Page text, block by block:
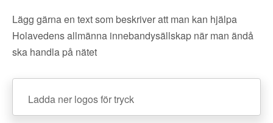
Lägg gärna en text som beskriver att man kan hjälpa
Holavedens allmänna innebandysällskap när man ändå
ska handla på nätet
Ladda ner logos för tryck